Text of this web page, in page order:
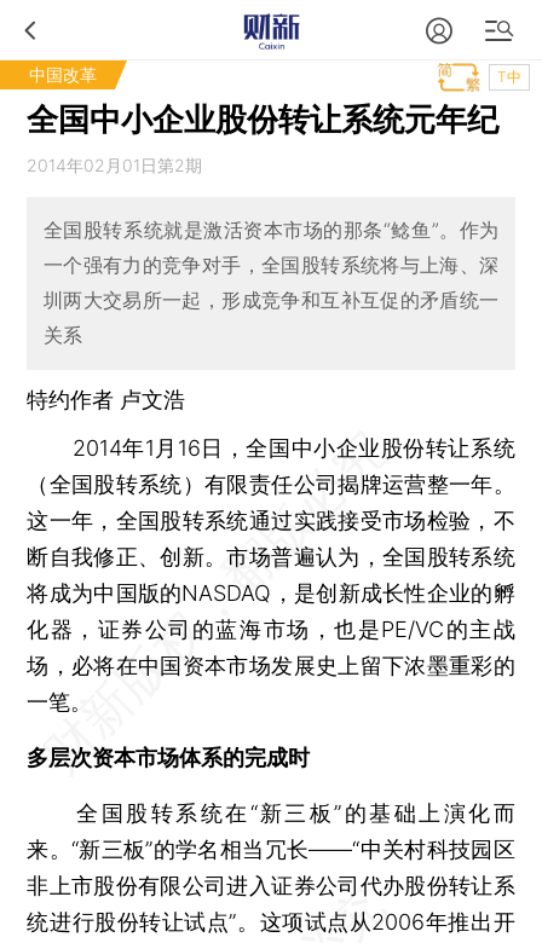
中国改革 T中
全国中小企业股份转让系统元年纪
2014年02月01日第2期
全国股转系统就是激活资本市场的那条“鲶鱼”。作为
一个强有力的竞争对手，全国股转系统将与上海、深
圳两大交易所一起，形成竞争和互补互促的矛盾统一
关系
特约作者 卢文浩
2014年1月16日，全国中小企业股份转让系统
（全国股转系统）有限责任公司揭牌运营整一年。
这一年，全国股转系统通过实践接受市场检验，不
断自我修正、创新。市场普遍认为，全国股转系统
将成为中国版的NASDAQ，是创新成长性企业的孵
化器，证券公司的蓝海市场，也是PE/VC的主战
场，必将在中国资本市场发展史上留下浓墨重彩的
一笔。
多层次资本市场体系的完成时
全国股转系统在“新三板”的基础上演化而
来。“新三板”的学名相当冗长——“中关村科技园区
非上市股份有限公司进入证券公司代办股份转让系
统进行股份转让试点”。这项试点从2006年推出开